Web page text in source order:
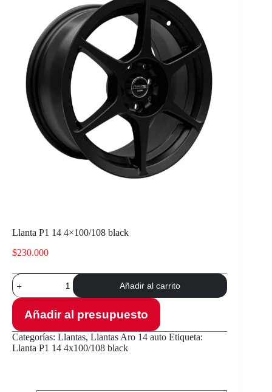
Llanta P1 14 4×100/108 black
$230.000
Llanta
P1
14
4x100/108
black
cantidad
Añadir al carrito
Añadir al presupuesto
Categorías: Llantas, Llantas Aro 14 auto Etiqueta:
Llanta P1 14 4x100/108 black